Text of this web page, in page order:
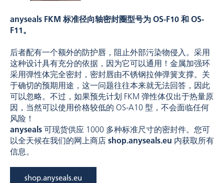
anyseals FKM 标准径向轴密封圈型号为 OS-F10 和 OS-
F11。
后者配有一个额外的防护唇，阻止外部污染物侵入。采用
这种设计具有充分的依据，因为它可以通用！金属加强环
采用弹性体完全密封，密封唇由不锈钢拉伸弹簧支撑。关
于确切的预期用途，这一问题往往本来就无法回答，因此
可以忽略。不过，如果预先计划 FKM 弹性体仅出于热量原
因，当然可以使用价格较低的 OS-A10 型，不会面临任何
风险！
anyseals 可现货供应 1000 多种标准尺寸的密封件。您可
以全天候在我们的网上商店 shop.anyseals.eu 内获取所有
信息。
shop.anyseals.eu